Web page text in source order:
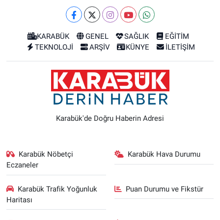
KARABÜK GENEL SAĞLIK
EĞİTİM
TEKNOLOJİ
ARŞİV KÜNYE İLETİŞİM
Karabük'de Doğru Haberin Adresi
Karabük Nöbetçi
Eczaneler
Karabük Hava Durumu
Karabük Trafik Yoğunluk
Haritası
Puan Durumu ve Fikstür